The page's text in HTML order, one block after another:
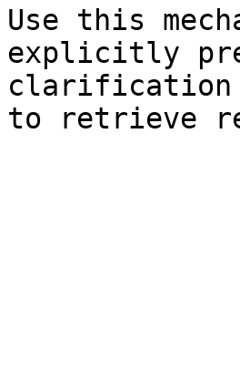
Use this
explicitly
clarification